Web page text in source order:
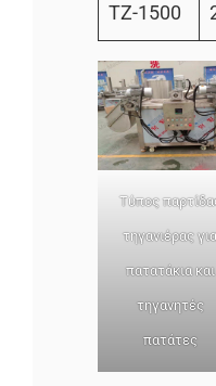
TZ-1500
Τύπος
τηγανιέρας
πατατάκια και
τηγανητές
πατάτες